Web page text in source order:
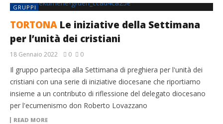
GRUPPI
TORTONA Le iniziative della Settimana
per l’unità dei cristiani
18 Gennaio 2022 0 0
Il gruppo partecipa alla Settimana di preghiera per l'unità dei
cristiani con una serie di iniziative diocesane che riportiamo
insieme a un contributo di riflessione del delegato diocesano
per l'ecumenismo don Roberto Lovazzano
READ MORE